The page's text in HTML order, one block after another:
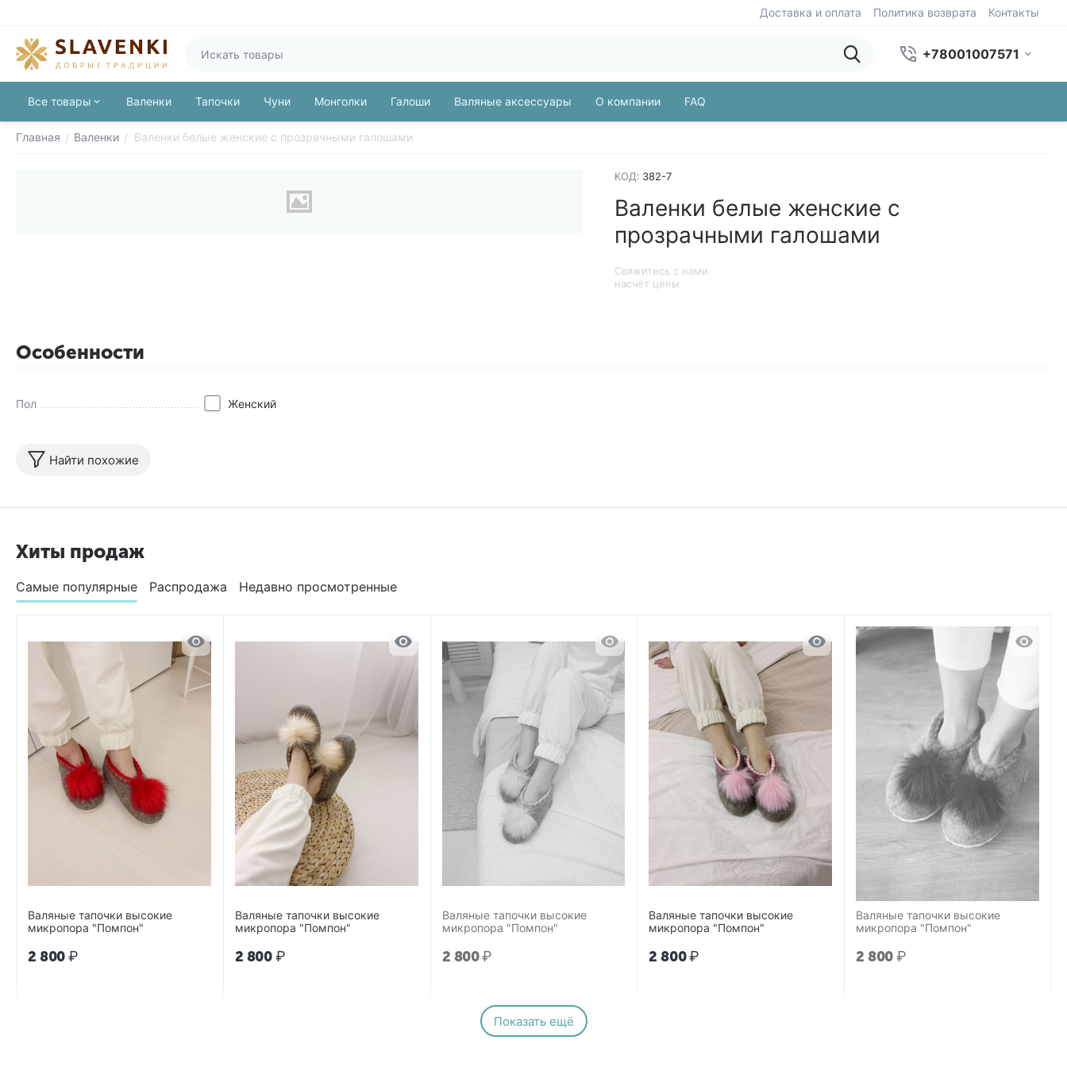
Доставка и оплата Политика возврата Контакты
+78001007571
Все товары Валенки Тапочки Чуни Монголки Галоши Валяные аксессуары О компании FAQ
Главная / Валенки / Валенки белые женские с прозрачными галошами
КОД: 382-7
Валенки белые женские с
прозрачными галошами
Свяжитесь с нами
насчёт цены
Особенности
Пол Женский
Найти похожие
Хиты продаж
Самые популярные Распродажа Недавно просмотренные
Валяные тапочки высокие
микропора "Помпон"
2 800₽
Валяные тапочки высокие
микропора "Помпон"
2 800 ₽
Валяные тапочки высокие
микропора "Помпон"
2 800₽
Валяные тапочки высокие
микропора "Помпон"
2 800₽
Валяные тапочки высокие
микропора "Помпон"
2 800₽
Показать ещё